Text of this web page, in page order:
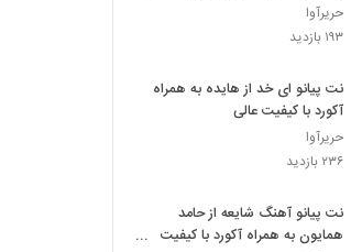
حریرآوا
۱۹۳ بازدید
نت پیانو ای خد از هایده به همراه
آکورد با کیفیت عالی
حریرآوا
۲۳۶ بازدید
نت پیانو آهنگ شایعه از حامد
همایون به همراه آکورد با کیفیت